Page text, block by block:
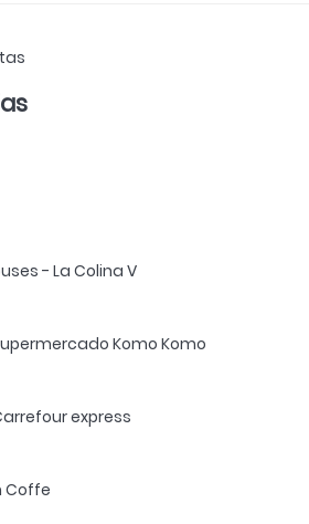
- La Colina V
Komo Komo
express
Coffe